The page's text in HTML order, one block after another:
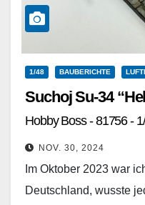
1/48 BAUBERICHTE
Suchoj Su-34
Hobby Boss - 81756 -
NOV. 30, 2024
Im Oktober 2023 war
Deutschland, wusste